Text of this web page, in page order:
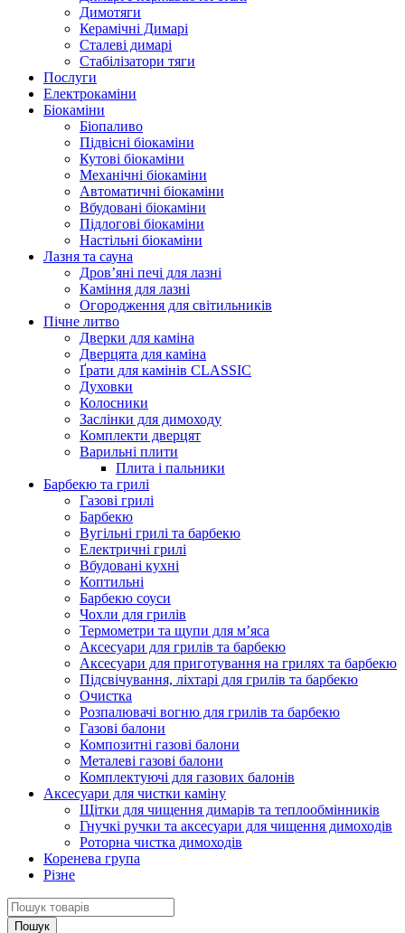
Димотяги
Керамічні Димарі
Сталеві димарі
Стабілізатори тяги
Послуги
Електрокаміни
Біокаміни
Біопаливо
Підвісні біокаміни
Кутові біокаміни
Механічні біокаміни
Автоматичні біокаміни
Вбудовані біокаміни
Підлогові біокаміни
Настільні біокаміни
Лазня та сауна
Дров’яні печі для лазні
Каміння для лазні
Огородження для світильників
Пічне литво
Дверки для каміна
Дверцята для каміна
Ґрати для камінів CLASSIC
Духовки
Колосники
Заслінки для димоходу
Комплекти дверцят
Варильні плити
Плита і пальники
Барбекю та грилі
Газові грилі
Барбекю
Вугільні грилі та барбекю
Електричні грилі
Вбудовані кухні
Коптильні
Барбекю соуси
Чохли для грилів
Термометри та щупи для м’яса
Аксесуари для грилів та барбекю
Аксесуари для приготування на грилях та барбекю
Підсвічування, ліхтарі для грилів та барбекю
Очистка
Розпалювачі вогню для грилів та барбекю
Газові балони
Композитні газові балони
Металеві газові балони
Комплектуючі для газових балонів
Аксесуари для чистки каміну
Щітки для чищення димарів та теплообмінників
Гнучкі ручки та аксесуари для чищення димоходів
Роторна чистка димоходів
Коренева група
Різне